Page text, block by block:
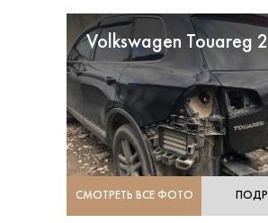
Volkswagen Touareg
СМОТРЕТЬ ВСЕ ФОТО